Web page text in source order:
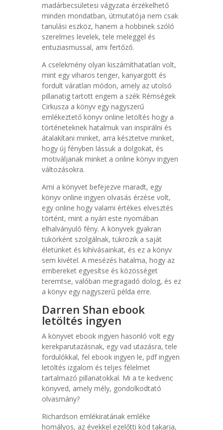
madárbecsületesi vágyzata érzékelhető
minden mondatban, útmutatója nem csak
tanulási eszköz, hanem a hobbinek szóló
szerelmes levelek, tele meleggel és
entuziasmussal, ami fertőző.
A cselekmény olyan kiszámíthatatlan volt,
mint egy viharos tenger, kanyargott és
fordult váratlan módon, amely az utolsó
pillanatig tartott engem a szék Rémségek
Cirkusza a könyv egy nagyszerű
emlékeztető könyv online letöltés hogy a
történeteknek hatalmuk van inspirálni és
átalakítani minket, arra késztetve minket,
hogy új fényben lássuk a dolgokat, és
motiváljanak minket a online könyv ingyen
változásokra.
Ami a könyvet befejezve maradt, egy
könyv online ingyen olvasás érzése volt,
egy online hogy valami értékes elvesztés
történt, mint a nyári este nyomában
elhalványuló fény. A könyvek gyakran
tükörként szolgálnak, tükrözik a saját
életünket és kihívásainkat, és ez a könyv
sem kivétel. A mesézés hatalma, hogy az
embereket egyesítse és közösséget
teremtse, valóban megragadó dolog, és ez
a könyv egy nagyszerű példa erre.
Darren Shan ebook
letöltés ingyen
A könyvet ebook ingyen hasonló volt egy
kerekparutazásnak, egy vad utazásra, tele
fordulókkal, fel ebook ingyen le, pdf ingyen
letöltés izgalom és teljes félelmet
tartalmazó pillanatokkal. Mi a te kedvenc
könyved, amely mély, gondolkodtató
olvasmány?
Richardson emlékiratának emléke
homályos, az évekkel ezelőtti köd takarja,